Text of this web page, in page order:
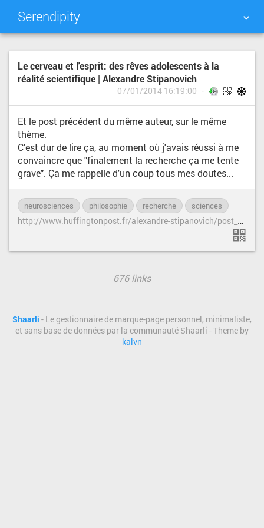
Serendipity
NUAGE DE TAGS MUR D'IMAGES
QUOTIDIEN RECHERCHER
Le cerveau et l'esprit: des rêves adolescents à la
réalité scientifique | Alexandre Stipanovich
07/01/2014 16:19:00
Et le post précédent du même auteur, sur le même
thème.
C'est dur de lire ça, au moment où j'avais réussi à me
convaincre que "finalement la recherche ça me tente
grave". Ça me rappelle d'un coup tous mes doutes...
neurosciences philosophie recherche sciences
h
ttp://www.huffingtonpost.fr/alexandre-stipanovich/post_6532_b_4503396.html?utm_hp_ref=france
676 links
Shaarli - Le gestionnaire de marque-page personnel, minimaliste,
et sans base de données par la communauté Shaarli - Theme by
kalvn